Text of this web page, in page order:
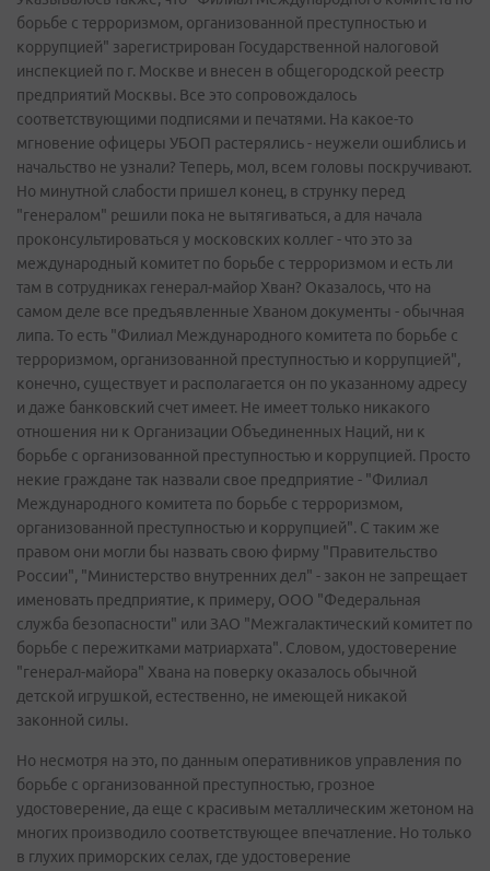
борьбе с терроризмом, организованной преступностью и
коррупцией" зарегистрирован Государственной налоговой
инспекцией по г. Москве и внесен в общегородской реестр
предприятий Москвы. Все это сопровождалось
соответствующими подписями и печатями. На какое-то
мгновение офицеры УБОП растерялись - неужели ошиблись и
начальство не узнали? Теперь, мол, всем головы поскручивают.
Но минутной слабости пришел конец, в струнку перед
"генералом" решили пока не вытягиваться, а для начала
проконсультироваться у московских коллег - что это за
международный комитет по борьбе с терроризмом и есть ли
там в сотрудниках генерал-майор Хван? Оказалось, что на
самом деле все предъявленные Хваном документы - обычная
липа. То есть "Филиал Международного комитета по борьбе с
терроризмом, организованной преступностью и коррупцией",
конечно, существует и располагается он по указанному адресу
и даже банковский счет имеет. Не имеет только никакого
отношения ни к Организации Объединенных Наций, ни к
борьбе с организованной преступностью и коррупцией. Просто
некие граждане так назвали свое предприятие - "Филиал
Международного комитета по борьбе с терроризмом,
организованной преступностью и коррупцией". С таким же
правом они могли бы назвать свою фирму "Правительство
России", "Министерство внутренних дел" - закон не запрещает
именовать предприятие, к примеру, ООО "Федеральная
служба безопасности" или ЗАО "Межгалактический комитет по
борьбе с пережитками матриархата". Словом, удостоверение
"генерал-майора" Хвана на поверку оказалось обычной
детской игрушкой, естественно, не имеющей никакой
законной силы.
Но несмотря на это, по данным оперативников управления по
борьбе с организованной преступностью, грозное
удостоверение, да еще с красивым металлическим жетоном на
многих производило соответствующее впечатление. Но только
в глухих приморских селах, где удостоверение